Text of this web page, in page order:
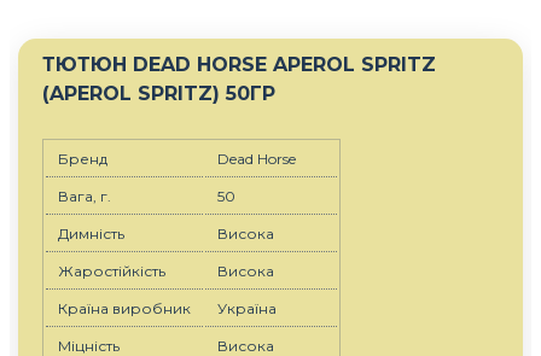
ТЮТЮН DEAD HORSE APEROL SPRITZ
(APEROL SPRITZ) 50ГР
Бренд Dead Horse
Вага, г. 50
Димність Висока
Жаростійкість Висока
Країна виробник Україна
Міцність Висока